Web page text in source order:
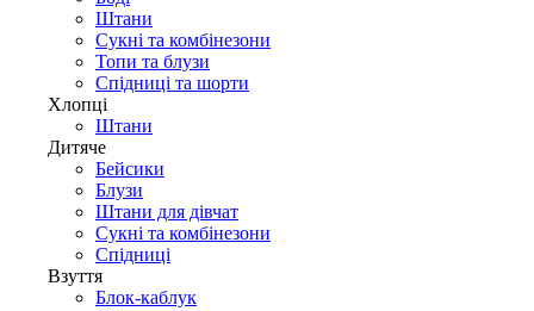
Штани
Сукні та комбінезони
Топи та блузи
Спідниці та шорти
Хлопці
Штани
Дитяче
Бейсики
Блузи
Штани для дівчат
Сукні та комбінезони
Спідниці
Взуття
Блок-каблук